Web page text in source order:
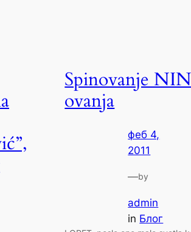
Spinovanje
ovanja
феб 4,
2011
—by
admin
in Блог